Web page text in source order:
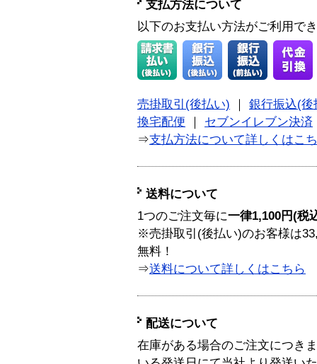
支払方法について
以下のお支払い方法がご利用で
売掛取引(後払い)
銀行振込(後
換宅配便
セブンイレブン決済
⇒支払方法について詳しくはこ
送料について
1つのご注文毎に一律1,100円(税
※売掛取引(後払い)のお客様は
無料！
⇒送料について詳しくはこちら
配送について
在庫がある場合のご注文につき